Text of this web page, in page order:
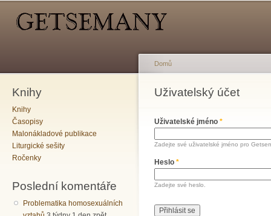
Knihy
Knihy
Časopisy
Malonákladové publikace
Liturgické sešity
Ročenky
Poslední komentáře
Problematika homosexuálních
Jste zde
Domů
Uživatelský účet
Hlavní záložky
Uživatelské jméno *
Zadejte své uživatelské jméno pro
Heslo *
Zadejte své heslo.